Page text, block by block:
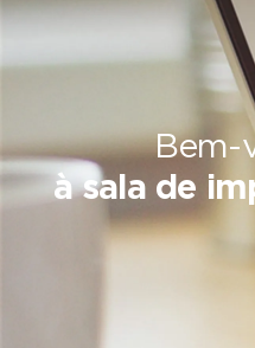
Bem-
à sala de